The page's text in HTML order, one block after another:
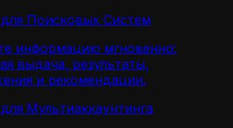
Поисковых Систем
информацию мгновенно:
выдача, результаты,
и рекомендации.
Мультиаккаунтинга